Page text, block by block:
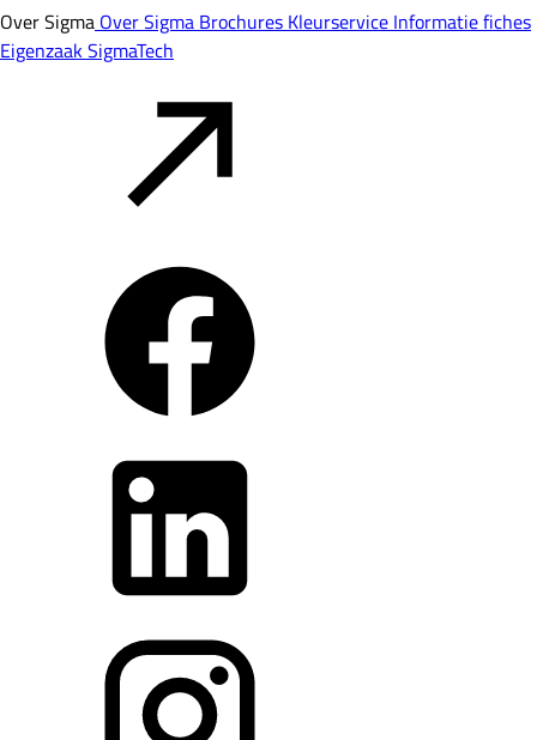
Over Sigma Over Sigma Brochures Kleurservice Informatie fiches
EigenzaakSigmaTech